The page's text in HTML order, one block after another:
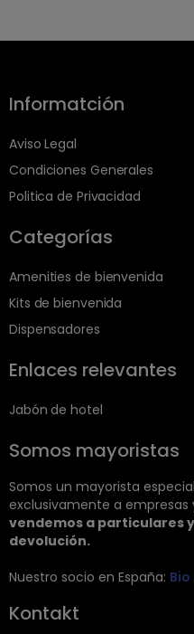
Informatción
Aviso Legal
Condiciones Generales
Politica de Privacidad
Categorías
Amenities de bienvenida
Kits de bienvenida
Dispensadores
Enlaces relevantes
Jabón de hotel
Somos mayoristas
Somos un mayorista
exclusivamente a empresas
vendemos a particulares
devolución.
Nuestro socio en España:
Kontakt